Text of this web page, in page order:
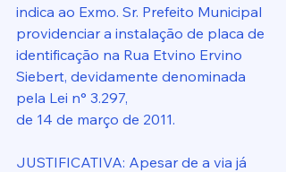
indica ao Exmo. Sr. Prefeito Municipal
providenciar a instalação de placa de
identificação na Rua Etvino Ervino
Siebert, devidamente denominada
pela Lei n° 3.297,
de 14 de março de 2011.
JUSTIFICATIVA: Apesar de a via já